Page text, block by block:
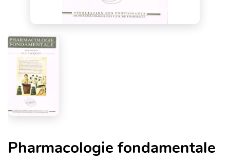
Pharmacologie fondamentale